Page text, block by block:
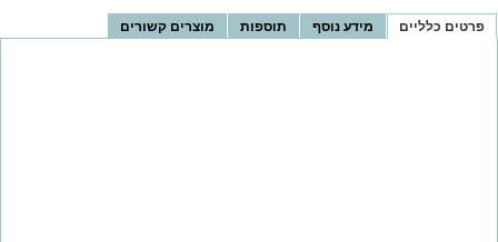
פרטים כלליים מידע נוסף תוספות מוצרים קשורים